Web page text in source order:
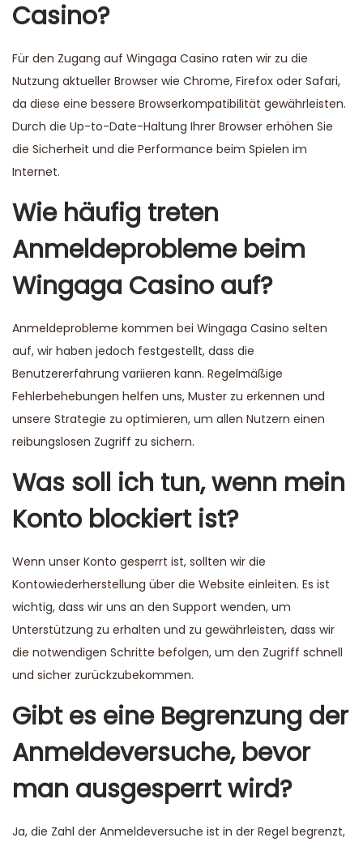
Casino?
Für den Zugang auf Wingaga Casino raten wir zu die
Nutzung aktueller Browser wie Chrome, Firefox oder Safari,
da diese eine bessere Browserkompatibilität gewährleisten.
Durch die Up-to-Date-Haltung Ihrer Browser erhöhen Sie
die Sicherheit und die Performance beim Spielen im
Internet.
Wie häufig treten
Anmeldeprobleme beim
Wingaga Casino auf?
Anmeldeprobleme kommen bei Wingaga Casino selten
auf, wir haben jedoch festgestellt, dass die
Benutzererfahrung variieren kann. Regelmäßige
Fehlerbehebungen helfen uns, Muster zu erkennen und
unsere Strategie zu optimieren, um allen Nutzern einen
reibungslosen Zugriff zu sichern.
Was soll ich tun, wenn mein
Konto blockiert ist?
Wenn unser Konto gesperrt ist, sollten wir die
Kontowiederherstellung über die Website einleiten. Es ist
wichtig, dass wir uns an den Support wenden, um
Unterstützung zu erhalten und zu gewährleisten, dass wir
die notwendigen Schritte befolgen, um den Zugriff schnell
und sicher zurückzubekommen.
Gibt es eine Begrenzung der
Anmeldeversuche, bevor
man ausgesperrt wird?
Ja, die Zahl der Anmeldeversuche ist in der Regel begrenzt,